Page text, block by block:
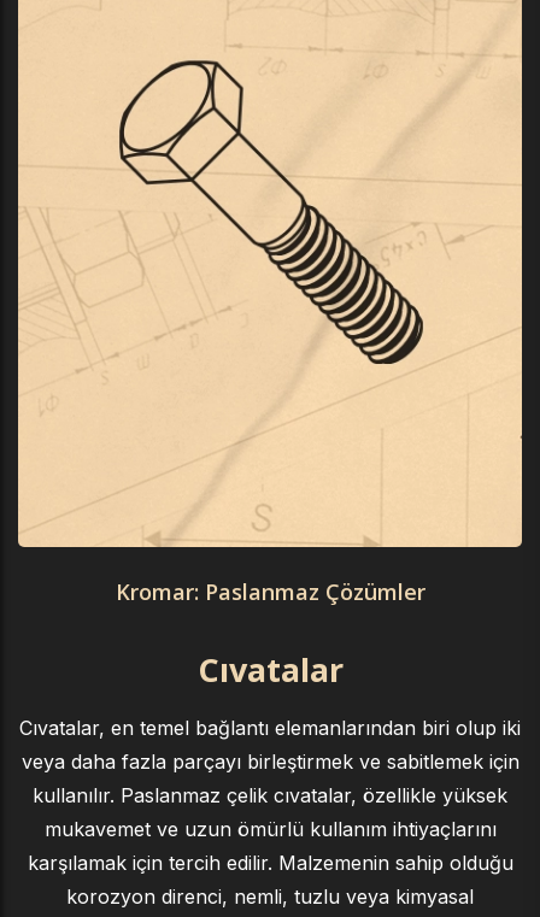
Kromar: Paslanmaz Çözümler
Cıvatalar
Cıvatalar, en temel bağlantı elemanlarından biri olup iki
veya daha fazla parçayı birleştirmek ve sabitlemek için
kullanılır. Paslanmaz çelik cıvatalar, özellikle yüksek
mukavemet ve uzun ömürlü kullanım ihtiyaçlarını
karşılamak için tercih edilir. Malzemenin sahip olduğu
korozyon direnci, nemli, tuzlu veya kimyasal